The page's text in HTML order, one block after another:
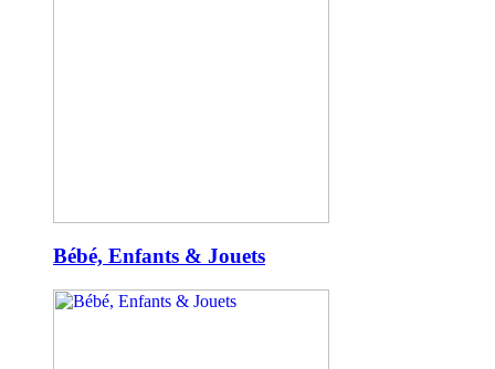
Bébé, Enfants & Jouets